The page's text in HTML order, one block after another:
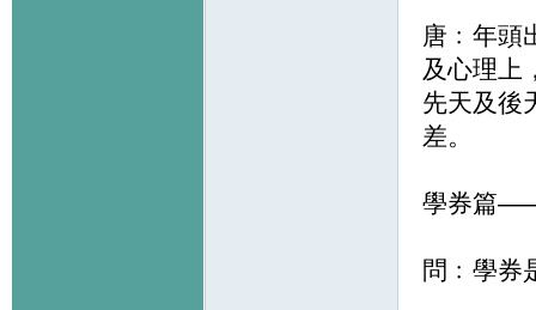
唐﹕年頭
及心理上
先天及後
差。
學券篇
問﹕學券